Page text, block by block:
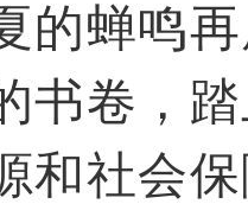
蝉鸣再
书卷，
和社会